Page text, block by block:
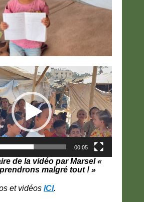
00:05
de la vidéo par Marsel «
malgré tout ! »
et vidéos ICI.